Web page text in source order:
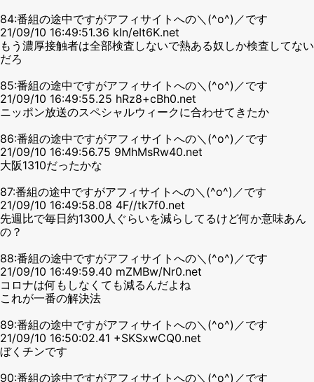
84:番組の途中ですがアフィサイトへの＼(^o^)／です
21/09/10 16:49:51.36 kIn/eIt6K.net
もう濃厚接触者は全部検査しないで熱ある奴しか検査してない
だろ
85:番組の途中ですがアフィサイトへの＼(^o^)／です
21/09/10 16:49:55.25 hRz8+cBh0.net
ニッポン放送のスペシャルウィークに合わせてきたか
86:番組の途中ですがアフィサイトへの＼(^o^)／です
21/09/10 16:49:56.75 9MhMsRw40.net
大阪1310だったかな
87:番組の途中ですがアフィサイトへの＼(^o^)／です
21/09/10 16:49:58.08 4F//tk7f0.net
先週比で毎日約1300人ぐらいを減らしてるけど何か意味あん
の？
88:番組の途中ですがアフィサイトへの＼(^o^)／です
21/09/10 16:49:59.40 mZMBw/Nr0.net
コロナは何もしなくても減るんだよね
これが一番の解決法
89:番組の途中ですがアフィサイトへの＼(^o^)／です
21/09/10 16:50:02.41 +SKSxwCQ0.net
ぼくチンです
90:番組の途中ですがアフィサイトへの＼(^o^)／です